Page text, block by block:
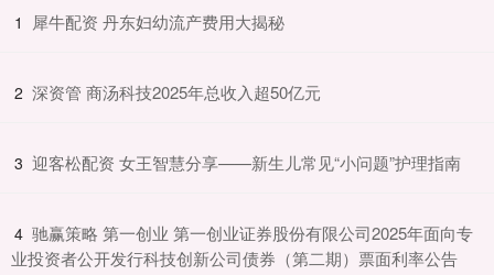
1 ​犀牛配资 丹东妇幼流产费用大揭秘
2 ​深资管 商汤科技2025年总收入超50亿元
3 ​迎客松配资 女王智慧分享——新生儿常见“小问题”护理指南
4 ​驰赢策略 第一创业 第一创业证券股份有限公司2025年面向专
业投资者公开发行科技创新公司债券（第二期）票面利率公告